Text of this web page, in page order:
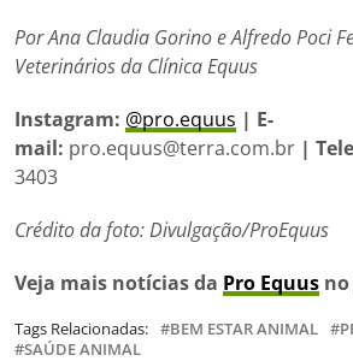
Por Ana Claudia Gorino e Alfredo Poci
Veterinários da Clínica Equus
Instagram: @pro.equus | E-
mail: pro.equus@terra.com.br |
3403
Crédito da foto: Divulgação/ProEquus
Veja mais notícias da Pro Equus
Tags Relacionadas: BEM ESTAR ANIMAL
SAÚDE ANIMAL